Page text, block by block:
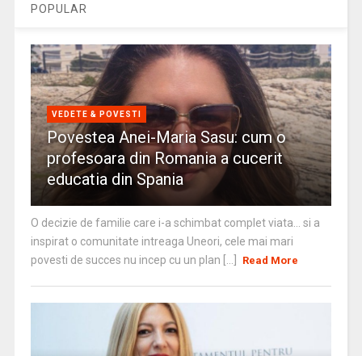
POPULAR
VEDETE & POVESTI
Povestea Anei-Maria Sasu: cum o
profesoara din Romania a cucerit
educatia din Spania
O decizie de familie care i-a schimbat complet viata… si a
inspirat o comunitate intreaga Uneori, cele mai mari
povesti de succes nu incep cu un plan [...]
Read More